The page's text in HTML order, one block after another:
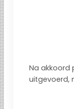
Na akkoord
uitgevoerd,